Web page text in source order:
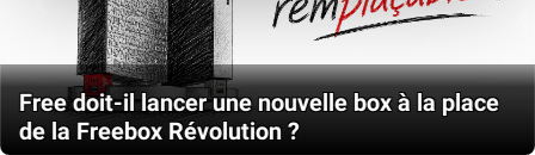
Free doit-il lancer une nouvelle box à la place
de la Freebox Révolution ?
Previous